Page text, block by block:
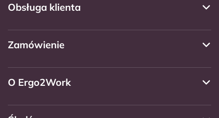
Obsługa klienta
Zamówienie
O Ergo2Work